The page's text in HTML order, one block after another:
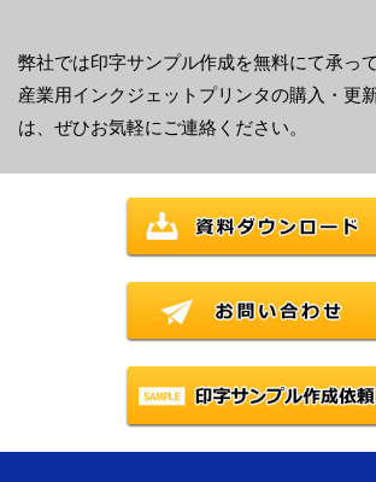
弊社では印字サンプル作成を無料にて承っ
産業用インクジェットプリンタの購入・更
は、ぜひお気軽にご連絡ください。